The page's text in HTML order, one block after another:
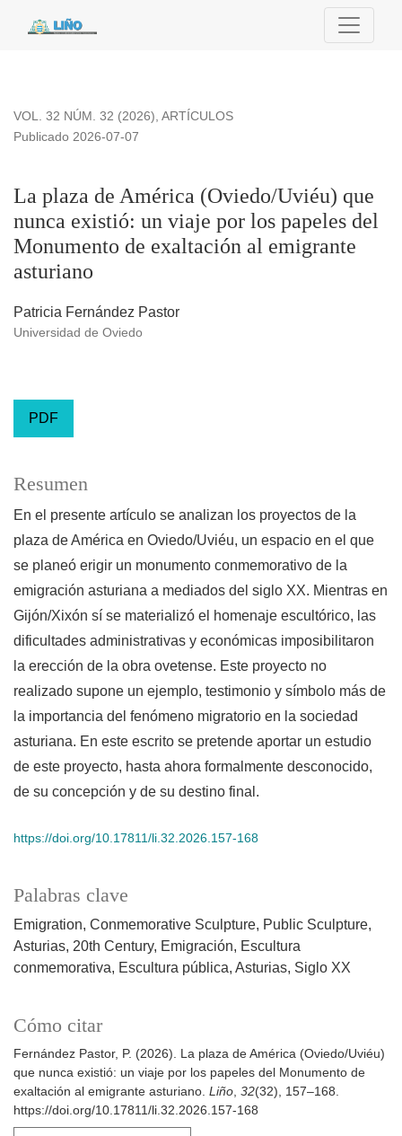
La plaza de América (Oviedo/Uviéu) que nunca existió: un
VOL. 32 NÚM. 32 (2026), ARTÍCULOS
La plaza de América (Oviedo/Uviéu) que
nunca existió: un viaje por los papeles del
Monumento de exaltación al emigrante
asturiano
Publicado 2026-07-07
Patricia Fernández Pastor
Universidad de Oviedo
PDF
Palabras clave
Emigration Conmemorative Sculpture Public Sculpture
Asturias 20th Century Emigración
Escultura
conmemorativa
Escultura pública Asturias Siglo XX
Cómo citar
Fernández Pastor, P. (2026). La plaza de América (Oviedo/Uviéu)
que nunca existió: un viaje por los papeles del Monumento de
exaltación al emigrante asturiano. Liño, 32(32), 157–168.
https://doi.org/10.17811/li.32.2026.157-168
Resumen
En el presente artículo se analizan los proyectos de la
plaza de América en Oviedo/Uviéu, un espacio en el que
se planeó erigir un monumento conmemorativo de la
emigración asturiana a mediados del siglo XX. Mientras en
Gijón/Xixón sí se materializó el homenaje escultórico, las
dificultades administrativas y económicas imposibilitaron
la erección de la obra ovetense. Este proyecto no
realizado supone un ejemplo, testimonio y símbolo más de
la importancia del fenómeno migratorio en la sociedad
asturiana. En este escrito se pretende aportar un estudio
de este proyecto, hasta ahora formalmente desconocido,
de su concepción y de su destino final.
https://doi.org/10.17811/li.32.2026.157-168